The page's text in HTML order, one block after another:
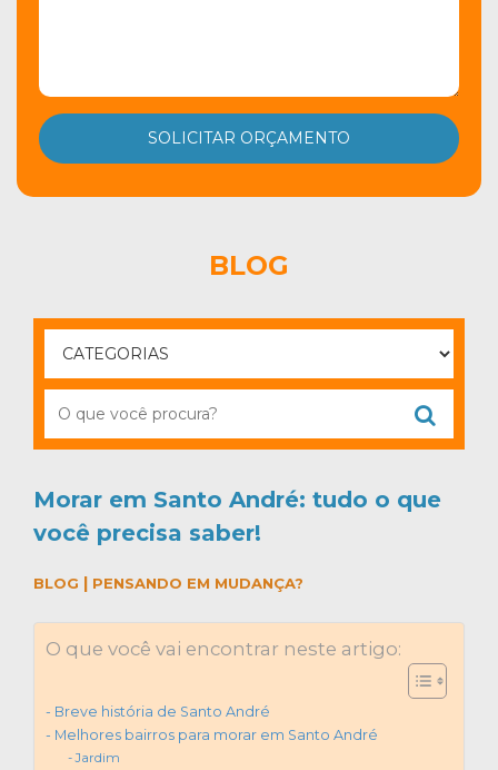
BLOG
Morar em Santo André: tudo o que
você precisa saber!
BLOG | PENSANDO EM MUDANÇA?
O que você vai encontrar neste artigo:
Breve história de Santo André
Melhores bairros para morar em Santo André
Jardim